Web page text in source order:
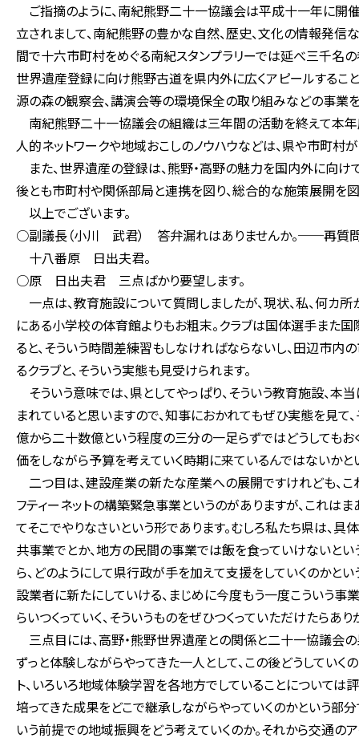
ご指摘のように、南紀熊野二十一協議会は平成十一年に開
立されまして、南紀熊野の豊かな自然、歴史、文化の情報発信
間で十六市町村をめぐる南紀スタンプラリーでは延べ三千名
世界遺産登録に向け熊野古道を県内外に広くアピールするこ
源の森の観察会、講演会等の環境保全の取り組みなどの事業を
南紀熊野二十一協議会の組織は三年間の活動を終えて本年
人的ネットワークや地域おこしのノウハウなどは、県や市町村
また、世界遺産の登録は、熊野・高野の魅力を国内外に向
後とも市町村や関係部局と連携を図り、総合的な施策展開を図
以上でございます。
○副議長（小川 武君） 答弁漏れはありませんか。──再質問
十八番原 日出夫君。
○原 日出夫君 三点ばかり要望します。
一点は、教育施設について質問しましたが、現状、私、何カ
にある小学校の体育館よりもお粗末。クラブは国体選手また
ると、そういう時間差練習もしなければならないし、田辺市
るクラブと、そういう実態も見受けられます。
そういう意味では、県としてやっぱり、そういう教育施設、
まれていると思いますので、知事におかれてもぜひ実態を見
億から二十数億という程度の三分の一足らずではどうしてもお
価をしながら予算を考えていく時期に来ているんではないかと
二つ目は、建設産業の新たな産業への展開ですけれども、
フティーネットの構築緊急事業というのがありますが、これ
てそこでやりなさいという形であります。むしろ私たち県は
共事業でとか、地方の民間の事業では飯を食っていけないとい
ら、どのようにして県行政が手を加えて支援をしていくのかと
設業者に新たにしていける、まじめに今度もう一度こういう事
らいつくっていく、そういうものをぜひつくっていただけたらあり
三点目には、高野・熊野世界遺産との関係と二十一協議会の
ずっと体験しながらやってきた一人として、この後どうしてい
ト、いろいろ地域体験学習を各地方でしていることについて
培ってきた成果をどこで継承しながらやっていくのかという
いう前提での地域振興をどう考えていくのか。それから交通の